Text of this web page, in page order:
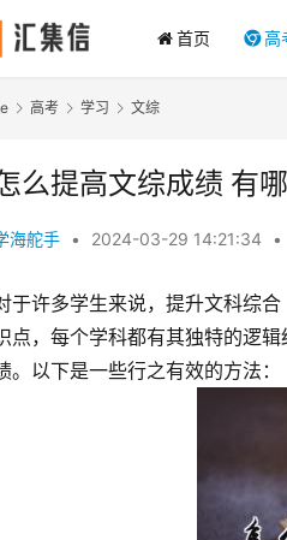
首页 高
高考 学习 文综
么提高文综成绩 有
海舵手 • 2024-03-29 14:21:34 •
于许多学生来说，提升文科综
点，每个学科都有其独特的逻
。以下是一些行之有效的方法：